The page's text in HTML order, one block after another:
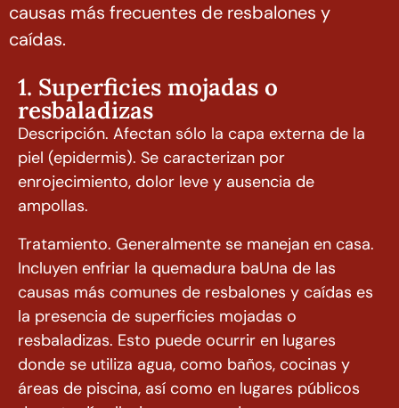
causas más frecuentes de resbalones y
caídas.
1. Superficies mojadas o
resbaladizas
Descripción. Afectan sólo la capa externa de la
piel (epidermis). Se caracterizan por
enrojecimiento, dolor leve y ausencia de
ampollas.
Tratamiento. Generalmente se manejan en casa.
Incluyen enfriar la quemadura baUna de las
causas más comunes de resbalones y caídas es
la presencia de superficies mojadas o
resbaladizas. Esto puede ocurrir en lugares
donde se utiliza agua, como baños, cocinas y
áreas de piscina, así como en lugares públicos